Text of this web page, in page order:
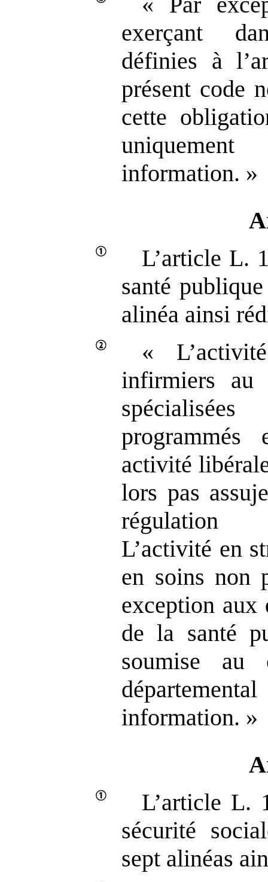
exerçant
définies à
présent code
cette
information. »
L’article L.
santé
alinéa ainsi
«
infirmiers au
programmés
activité
lors pas
régulation
L’activité en
en soins non
exception aux
de la santé
soumise au
information. »
L’article L.
sécurité
sept alinéas